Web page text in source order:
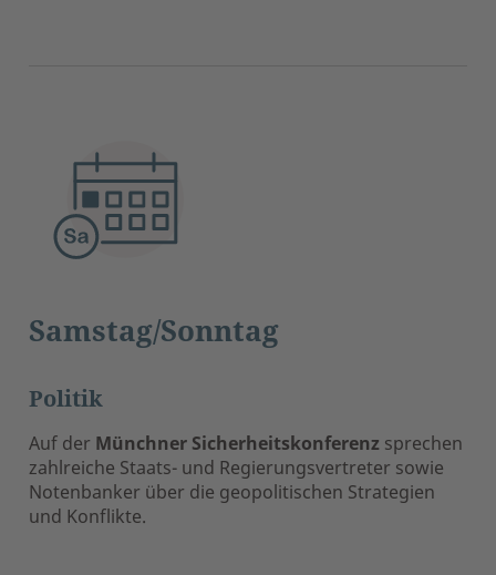
Samstag/Sonntag
Politik
Auf der Münchner Sicherheitskonferenz sprechen
zahlreiche Staats- und Regierungsvertreter sowie
Notenbanker über die geopolitischen Strategien
und Konflikte.